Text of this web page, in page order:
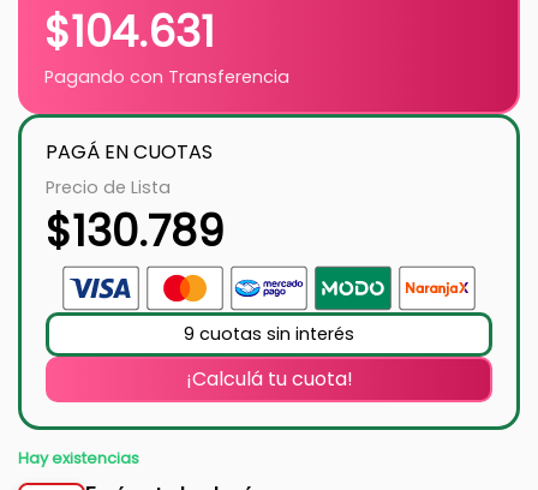
$104.631
Pagando con Transferencia
PAGÁ EN CUOTAS
Precio de Lista
$130.789
9 cuotas sin interés
¡Calculá tu cuota!
Hay existencias